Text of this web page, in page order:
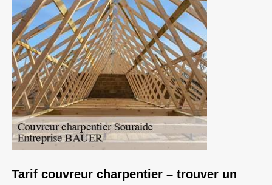
Tarif couvreur charpentier – trouver un